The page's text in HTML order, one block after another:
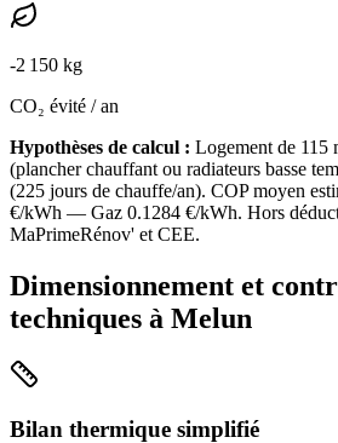
-2 150 kg
CO₂ évité / an
Hypothèses de calcul : Logement de 115
(plancher chauffant ou radiateurs basse
(225 jours de chauffe/an). COP moyen
€/kWh — Gaz 0.1284 €/kWh. Hors
MaPrimeRénov' et CEE.
Dimensionnement et
techniques à Melun
Bilan thermique simplifié